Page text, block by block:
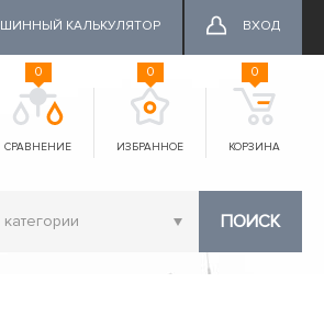
ШИННЫЙ КАЛЬКУЛЯТОР ВХОД
СРАВНЕНИЕ
0
ИЗБРАННОЕ
0
КОРЗИНА
0
ПОИСК